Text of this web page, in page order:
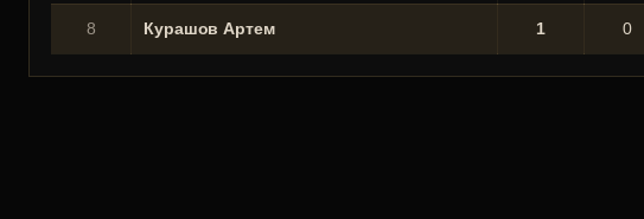
8 Курашов Артем 1 0